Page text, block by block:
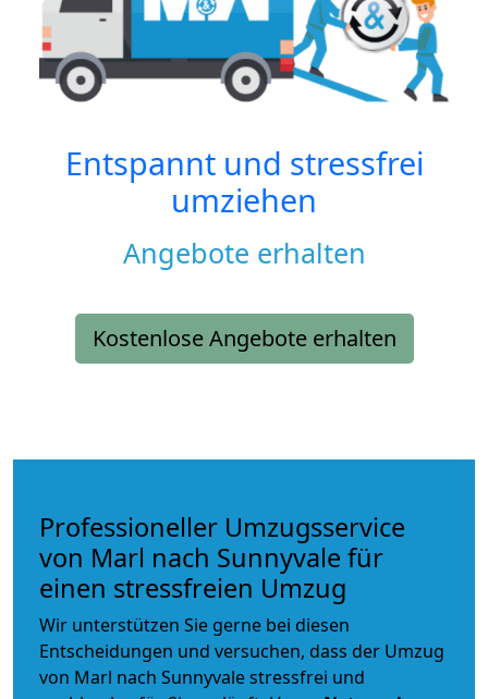
Entspannt und stressfrei
umziehen
Angebote erhalten
Kostenlose Angebote erhalten
Professioneller Umzugsservice
von Marl nach Sunnyvale für
einen stressfreien Umzug
Wir unterstützen Sie gerne bei diesen
Entscheidungen und versuchen, dass der Umzug
von Marl nach Sunnyvale stressfrei und